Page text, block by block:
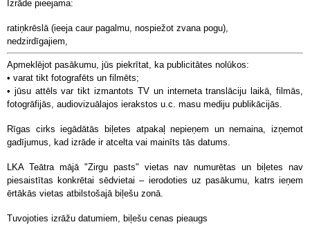
Izrāde pieejama:
ratiņkrēslā (ieeja caur pagalmu, nospiežot zvana pogu),
nedzirdīgajiem,
Apmeklējot pasākumu, jūs piekrītat, ka publicitātes nolūkos:
• varat tikt fotografēts un filmēts;
• jūsu attēls var tikt izmantots TV un interneta translāciju laikā, filmās,
fotogrāfijās, audiovizuālajos ierakstos u.c. masu mediju publikācijās.
Rīgas cirks iegādātās biļetes atpakaļ nepieņem un nemaina, izņemot
gadījumus, kad izrāde ir atcelta vai mainīts tās datums.
LKA Teātra mājā "Zirgu pasts" vietas nav numurētas un biļetes nav
piesaistītas konkrētai sēdvietai – ierodoties uz pasākumu, katrs ieņem
ērtākās vietas atbilstošajā biļešu zonā.
Tuvojoties izrāžu datumiem, biļešu cenas pieaugs